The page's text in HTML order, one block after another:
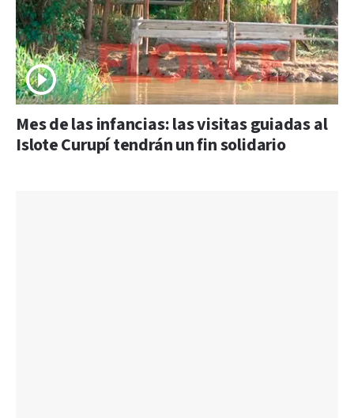
Mes de las infancias: las visitas guiadas al
Islote Curupí tendrán un fin solidario